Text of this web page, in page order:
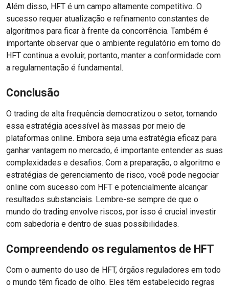
Além disso, HFT é um campo altamente competitivo. O
sucesso requer atualização e refinamento constantes de
algoritmos para ficar à frente da concorrência. Também é
importante observar que o ambiente regulatório em torno do
HFT continua a evoluir, portanto, manter a conformidade com
a regulamentação é fundamental.
Conclusão
O trading de alta frequência democratizou o setor, tornando
essa estratégia acessível às massas por meio de
plataformas online. Embora seja uma estratégia eficaz para
ganhar vantagem no mercado, é importante entender as suas
complexidades e desafios. Com a preparação, o algoritmo e
estratégias de gerenciamento de risco, você pode negociar
online com sucesso com HFT e potencialmente alcançar
resultados substanciais. Lembre-se sempre de que o
mundo do trading envolve riscos, por isso é crucial investir
com sabedoria e dentro de suas possibilidades.
Compreendendo os regulamentos de HFT
Com o aumento do uso de HFT, órgãos reguladores em todo
o mundo têm ficado de olho. Eles têm estabelecido regras